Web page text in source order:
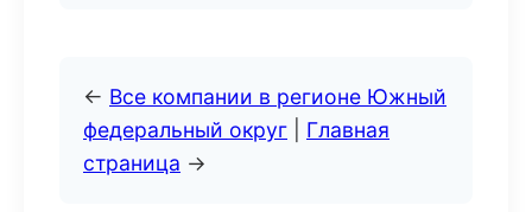
← Все компании в регионе Южный
федеральный округ
Главная
страница →